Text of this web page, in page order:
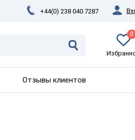
+44(0) 238 040 7287
0
Отзывы клиентов